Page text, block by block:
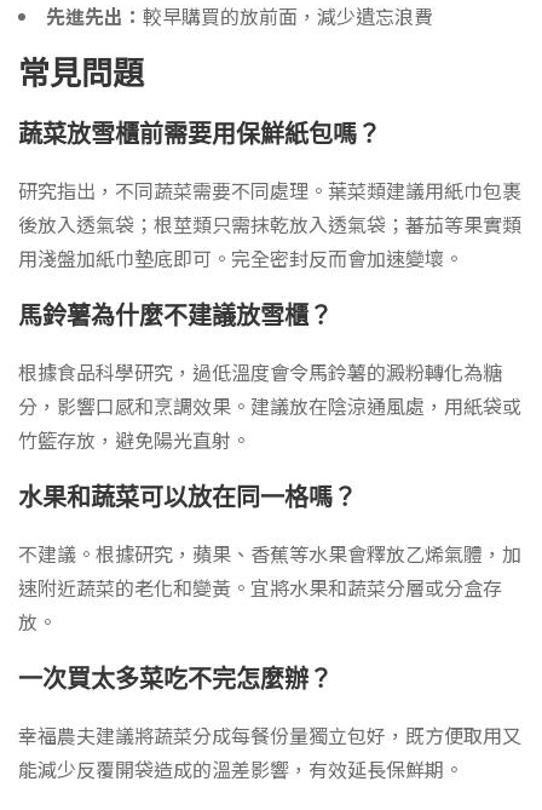
先進先出： 較早購買的放前面，減少遺忘浪費
常見問題
蔬菜放雪櫃前需要用保鮮紙包嗎？
研究指出，不同蔬菜需要不同處理。葉菜類建議用紙巾包裹
後放入透氣袋；根莖類只需抹乾放入透氣袋；蕃茄等果實類
用淺盤加紙巾墊底即可。完全密封反而會加速變壞。
馬鈴薯為什麼不建議放雪櫃？
根據食品科學研究，過低溫度會令馬鈴薯的澱粉轉化為糖
分，影響口感和烹調效果。建議放在陰涼通風處，用紙袋或
竹籃存放，避免陽光直射。
水果和蔬菜可以放在同一格嗎？
不建議。根據研究，蘋果、香蕉等水果會釋放乙烯氣體，加
速附近蔬菜的老化和變黃。宜將水果和蔬菜分層或分盒存
放。
一次買太多菜吃不完怎麼辦？
幸福農夫建議將蔬菜分成每餐份量獨立包好，既方便取用又
能減少反覆開袋造成的溫差影響，有效延長保鮮期。